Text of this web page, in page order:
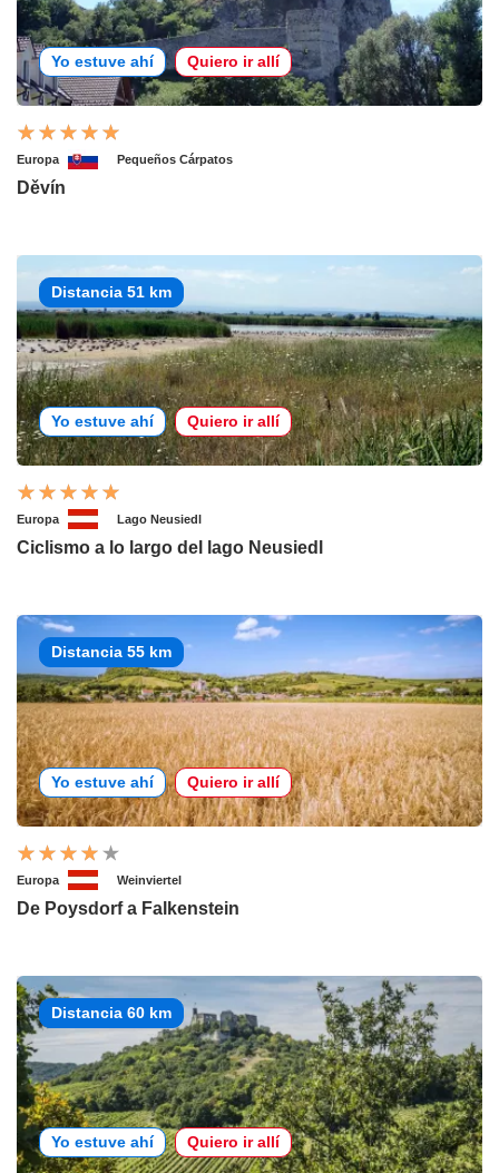
Yo estuve ahí Quiero ir allí
Europa Pequeños Cárpatos
Děvín
Distancia 51 km
Yo estuve ahí Quiero ir allí
Europa Lago Neusiedl
Ciclismo a lo largo del lago Neusiedl
Distancia 55 km
Yo estuve ahí Quiero ir allí
Europa Weinviertel
De Poysdorf a Falkenstein
Distancia 60 km
Yo estuve ahí Quiero ir allí